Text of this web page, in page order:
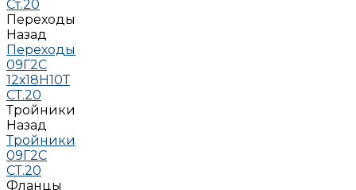
Ст.20
Переходы
Назад
Переходы
09Г2С
12х18Н10Т
СТ.20
Тройники
Назад
Тройники
09Г2С
СТ.20
Фланцы